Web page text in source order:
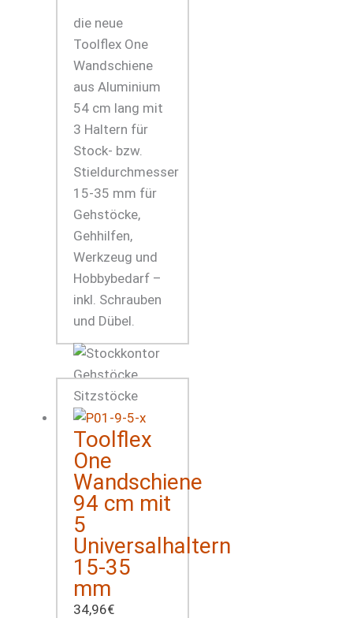
die neue
Toolflex One
Wandschiene
aus Aluminium
54 cm lang mit
3 Haltern für
Stock- bzw.
Stieldurchmesser
15-35 mm für
Gehstöcke,
Gehhilfen,
Werkzeug und
Hobbybedarf –
inkl. Schrauben
und Dübel.
Toolflex
One
Wandschiene
94 cm mit
5
Universalhaltern
15-35
mm
34,96€